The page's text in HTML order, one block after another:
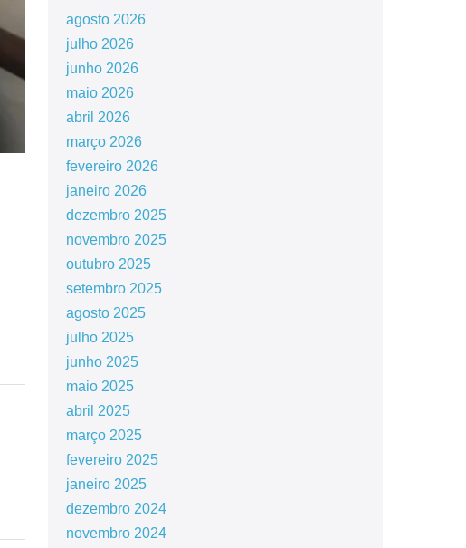
agosto 2026
julho 2026
junho 2026
maio 2026
abril 2026
março 2026
fevereiro 2026
janeiro 2026
dezembro 2025
novembro 2025
outubro 2025
setembro 2025
agosto 2025
julho 2025
junho 2025
maio 2025
abril 2025
março 2025
fevereiro 2025
janeiro 2025
dezembro 2024
novembro 2024